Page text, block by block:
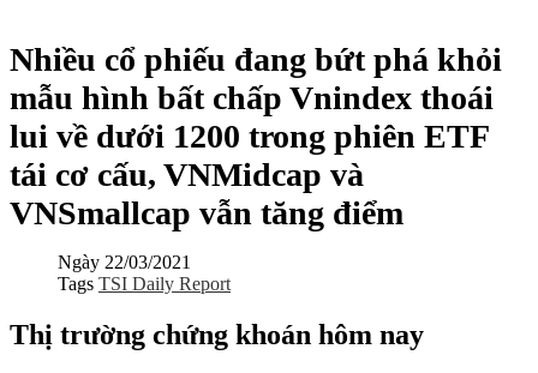
Nhiều cổ phiếu đang bứt phá khỏi
mẫu hình bất chấp Vnindex thoái
lui về dưới 1200 trong phiên ETF
tái cơ cấu, VNMidcap và
VNSmallcap vẫn tăng điểm
Ngày 22/03/2021
Tags TSI Daily Report
Thị trường chứng khoán hôm nay